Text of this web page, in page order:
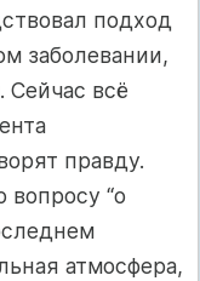
подход
заболевании,
Сейчас всё
правду.
“о
атмосфера,